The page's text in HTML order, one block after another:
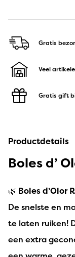
Gratis
Veel
Gratis gift
Productdetails
Boles d’
🌿 Boles d’Olor
De snelste en
te laten ruiken!
een extra